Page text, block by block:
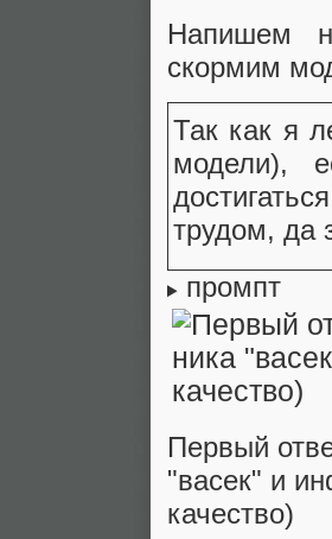
Напишем
скормим
Так как я
модели),
трудом, да
промпт
Первый
"васек" и
качество)